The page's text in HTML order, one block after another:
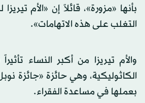
بأنها «مزورة»، قائلاً إن «الأم
التغلب على هذه الاتهامات».
والأم تيريزا من أكبر النساء
الكاثوليكية، وهي حائزة «جائزة
بعملها في مساعدة الفقراء.